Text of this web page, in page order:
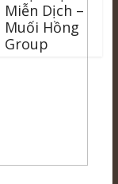
Miễn Dịch –
Muối Hồng
Group